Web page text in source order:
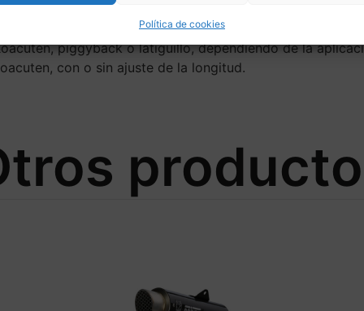
Política de cookies
ha desarrollado amortiguadores mono y
de amortiguadores para scooters de 125 a 600
piggyback o latiguillo, dependiendo de la
con o sin ajuste de la longitud.